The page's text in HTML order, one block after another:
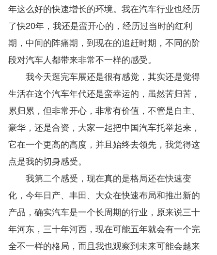
年这么好的快速增长的环境。我在汽车行业也经历
了快20年，我还是蛮开心的，经历过当时的红利
期，中间的阵痛期，到现在的追赶时期，不同的阶
段对汽车人都带来非常不一样的感受。
我今天逛完车展还是很有感觉，其实还是觉得
生活在这个汽车年代还是蛮幸运的，虽然苦归苦，
累归累，但非常开心，非常有价值，不管是自主、
豪华，还是合资，大家一起把中国汽车托举起来，
它在一个更高的高度，并且始终去领先，我觉得这
点是我的切身感受。
我第二个感受，现在真的是格局还在快速变
化，今年日产、丰田、大众在快速布局和推出新的
产品，确实汽车是一个长周期的行业，原来说三十
年河东，三十年河西，现在可能五年就会有一个完
全不一样的格局，而且我也观察到未来可能会越来